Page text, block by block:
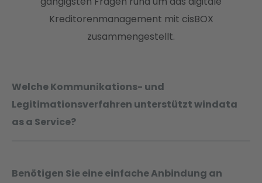
Kreditorenmanagement mit cisBOX
zusammengestellt.
Welche Kommunikations- und
Legitimationsverfahren unterstützt windata
as a Service?
Benötigen Sie eine einfache Anbindung an